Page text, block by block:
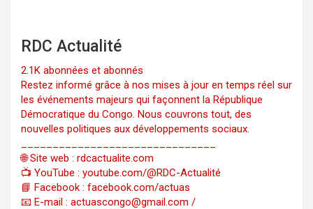
RDC Actualité
2.1K abonnées et abonnés
Restez informé grâce à nos mises à jour en temps réel sur
les événements majeurs qui façonnent la République
Démocratique du Congo. Nous couvrons tout, des
nouvelles politiques aux développements sociaux.
🌐 Site web : rdcactualite.com
📺 YouTube : youtube.com/@RDC-Actualité
📘 Facebook : facebook.com/actuas
📧 E-mail : actuascongo@gmail.com /